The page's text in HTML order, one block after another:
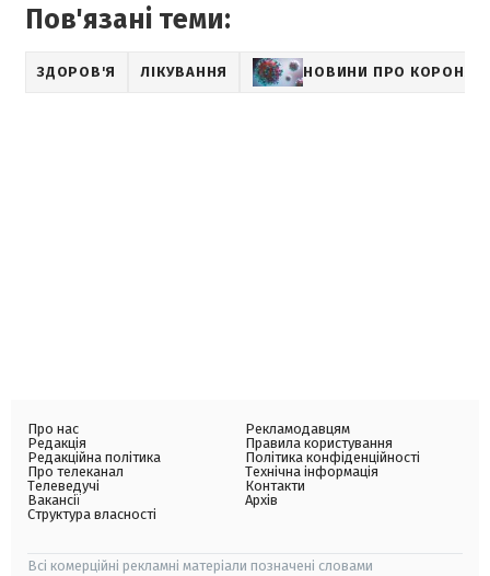
Пов'язані теми:
ЗДОРОВ'Я ЛІКУВАННЯ НОВИНИ ПРО
Про нас
Редакція
Редакційна політика
Про телеканал
Телеведучі
Вакансії
Структура власності
Рекламодавцям
Правила користування
Політика конфіденційності
Технічна інформація
Контакти
Архів
Всі комерційні рекламні матеріали позначені словами